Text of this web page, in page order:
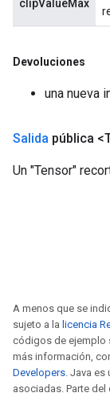
clipValueMax
Devoluciones
una nueva
Salida pública
Un "Tensor"
A menos que se
sujeto a la licencia
códigos de ejemplo
más información,
Developers. Java es
asociadas. Parte